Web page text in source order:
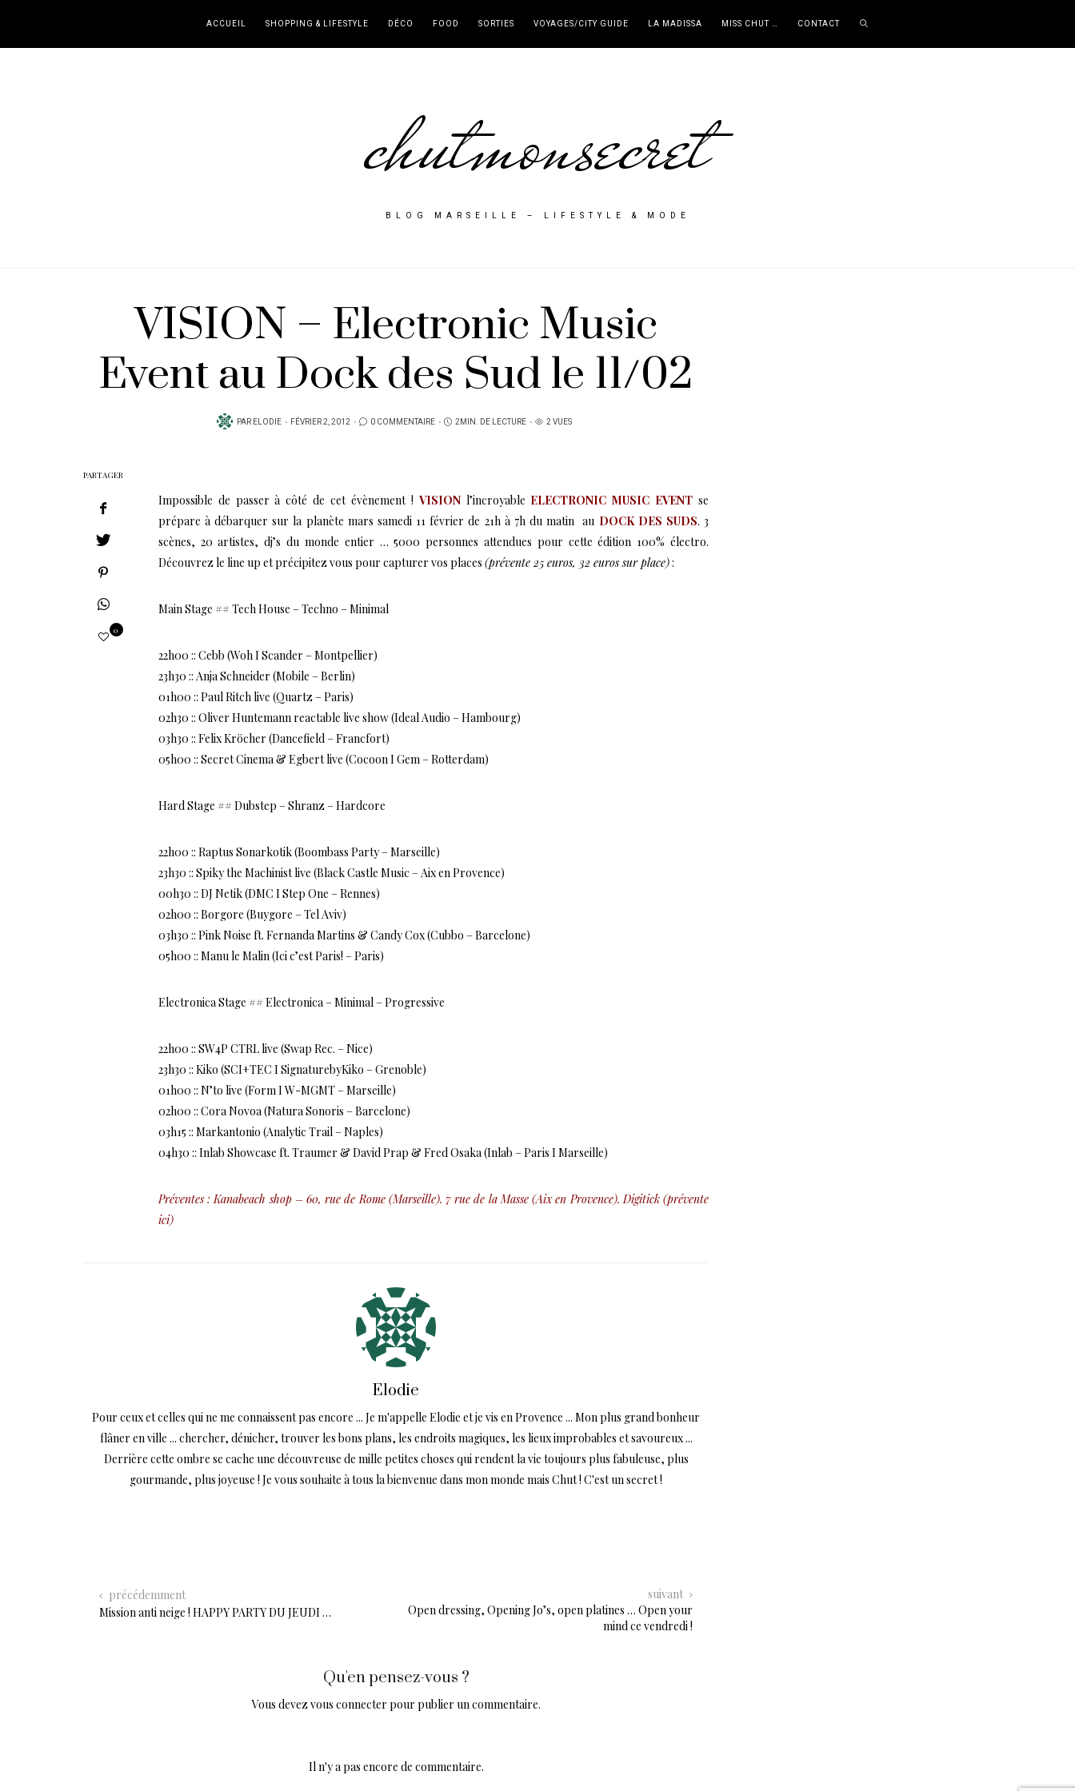
ACCUEIL SHOPPING & LIFESTYLE DÉCO FOOD SORTIES VOYAGES/CITY GUIDE LA MADISSA MISS CHUT … CONTACT
chutmonsecret
BLOG MARSEILLE – LIFESTYLE & MODE
VISION – Electronic Music
Event au Dock des Sud le 11/02
PAR ELODIE
PUBLIÉ
FÉVRIER 2, 2012 0 COMMENTAIRE 2MIN. DE LECTURE 2 VUES
PARTAGER
0
Impossible de passer à côté de cet évènement ! VISIONl’incroyable ELECTRONIC MUSIC EVENT se
prépare à débarquer sur la planète mars samedi 11 février de 21h à 7h du matin au DOCK DES SUDS. 3
scènes, 20 artistes, dj’s du monde entier … 5000 personnes attendues pour cette édition 100% électro.
Découvrez le line up et précipitez vous pour capturer vos places (prévente 25 euros, 32 euros sur place):
Main Stage ## Tech House – Techno – Minimal
22h00 :: Cebb (Woh I Scander – Montpellier)
23h30 :: Anja Schneider (Mobile – Berlin)
01h00 :: Paul Ritch live (Quartz – Paris)
02h30 :: Oliver Huntemann reactable live show (Ideal Audio – Hambourg)
03h30 :: Felix Kröcher (Dancefield – Francfort)
05h00 :: Secret Cinema & Egbert live (Cocoon I Gem – Rotterdam)
Hard Stage ## Dubstep – Shranz – Hardcore
22h00 :: Raptus Sonarkotik (Boombass Party – Marseille)
23h30 :: Spiky the Machinist live (Black Castle Music – Aix en Provence)
00h30 :: DJ Netik (DMC I Step One – Rennes)
02h00 :: Borgore (Buygore – Tel Aviv)
03h30 :: Pink Noise ft. Fernanda Martins & Candy Cox (Cubbo – Barcelone)
05h00 :: Manu le Malin (Ici c’est Paris! – Paris)
Electronica Stage ## Electronica – Minimal – Progressive
22h00 :: SW4P CTRL live (Swap Rec. – Nice)
23h30 :: Kiko (SCI+TEC I SignaturebyKiko – Grenoble)
01h00 :: N’to live (Form I W-MGMT – Marseille)
02h00 :: Cora Novoa (Natura Sonoris – Barcelone)
03h15 :: Markantonio (Analytic Trail – Naples)
04h30 :: Inlab Showcase ft. Traumer & David Prap & Fred Osaka (Inlab – Paris I Marseille)
Préventes : Kanabeach shop – 60, rue de Rome (Marseille). 7 rue de la Masse (Aix en Provence). Digitick (prévente
ici)
Elodie
Pour ceux et celles qui ne me connaissent pas encore ... Je m'appelle Elodie et je vis en Provence ... Mon plus grand bonheur
flâner en ville ... chercher, dénicher, trouver les bons plans, les endroits magiques, les lieux improbables et savoureux ...
Derrière cette ombre se cache une découvreuse de mille petites choses qui rendent la vie toujours plus fabuleuse, plus
gourmande, plus joyeuse ! Je vous souhaite à tous la bienvenue dans mon monde mais Chut ! C'est un secret !
précédemment
Mission anti neige ! HAPPY PARTY DU JEUDI …
suivant
Open dressing, Opening Jo’s, open platines … Open your
mind ce vendredi !
Qu'en pensez-vous ?
Vous devezvous connecter pour publier un commentaire.
Il n'y a pas encore de commentaire.